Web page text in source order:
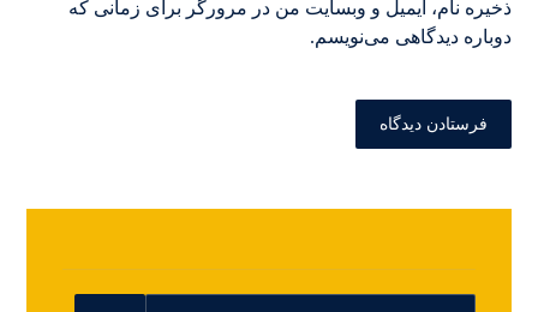
ذخیره نام، ایمیل و وبسایت من در مرورگر برای زمانی که
دوباره دیدگاهی می‌نویسم.